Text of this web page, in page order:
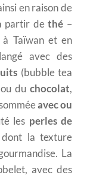
en raison de
partir dethé –
à Taïwan et en
avec des
(bubble tea
du chocolat,
avec ou
les perles de
la texture
La
avec des